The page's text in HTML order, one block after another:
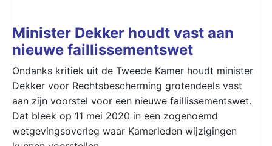
Minister Dekker houdt vast aan
nieuwe faillissementswet
Ondanks kritiek uit de Tweede Kamer houdt minister
Dekker voor Rechtsbescherming grotendeels vast
aan zijn voorstel voor een nieuwe faillissementswet.
Dat bleek op 11 mei 2020 in een zogenoemd
wetgevingsoverleg waar Kamerleden wijzigingen